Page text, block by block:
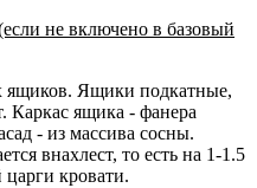
не включено в базовый
ящиков. Ящики подкатные,
Каркас ящика - фанера
- из массива сосны.
внахлест, то есть на 1-1.5
кровати.